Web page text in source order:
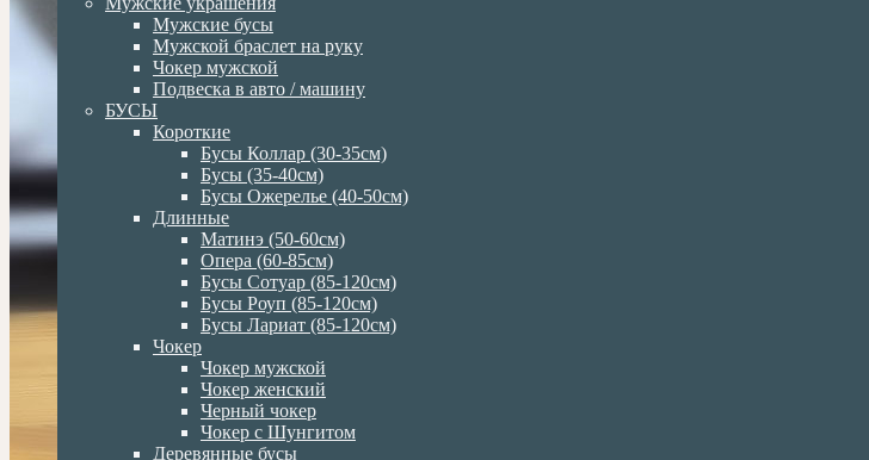
Мужские бусы
Мужской браслет на руку
Чокер мужской
Подвеска в авто / машину
БУСЫ
Короткие
Бусы Коллар (30-35см)
Бусы (35-40см)
Бусы Ожерелье (40-50см)
Длинные
Матинэ (50-60см)
Опера (60-85см)
Бусы Сотуар (85-120см)
Бусы Роуп (85-120см)
Бусы Лариат (85-120см)
Чокер
Чокер мужской
Чокер женский
Черный чокер
Чокер с Шунгитом
Деревянные бусы